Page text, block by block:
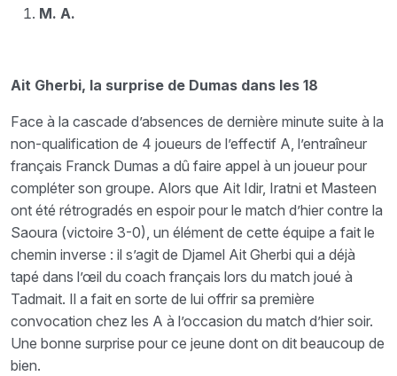
M. A.
Ait Gherbi, la surprise de Dumas dans les 18
Face à la cascade d’absences de dernière minute suite à la
non-qualification de 4 joueurs de l’effectif A, l’entraîneur
français Franck Dumas a dû faire appel à un joueur pour
compléter son groupe. Alors que Ait Idir, Iratni et Masteen
ont été rétrogradés en espoir pour le match d’hier contre la
Saoura (victoire 3-0), un élément de cette équipe a fait le
chemin inverse : il s’agit de Djamel Ait Gherbi qui a déjà
tapé dans l’œil du coach français lors du match joué à
Tadmait. Il a fait en sorte de lui offrir sa première
convocation chez les A à l’occasion du match d’hier soir.
Une bonne surprise pour ce jeune dont on dit beaucoup de
bien.